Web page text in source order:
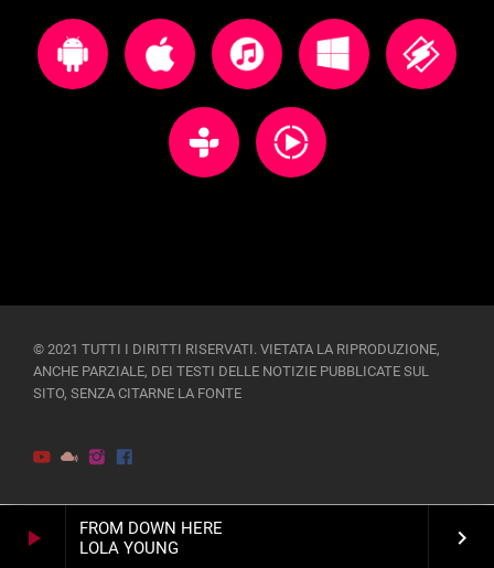
play_arrow
FROM DOWN HERE
LOLA YOUNG
keyboard_arrow_right
© 2021 TUTTI I DIRITTI RISERVATI. VIETATA LA RIPRODUZIONE,
ANCHE PARZIALE, DEI TESTI DELLE NOTIZIE PUBBLICATE SUL
SITO, SENZA CITARNE LA FONTE